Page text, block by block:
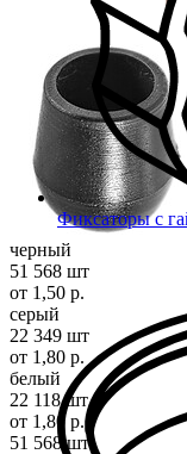
Фиксаторы с
черный
51 568 шт
от 1,50 р.
серый
22 349 шт
от 1,80 р.
белый
22 118 шт
от 1,80 р.
51 568 шт